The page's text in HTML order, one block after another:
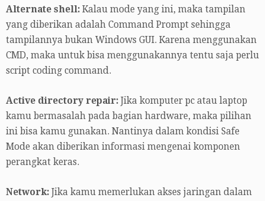
Alternate shell: Kalau mode yang ini, maka tampilan
yang diberikan adalah Command Prompt sehingga
tampilannya bukan Windows GUI. Karena menggunakan
CMD, maka untuk bisa menggunakannya tentu saja perlu
script coding command.
Active directory repair: Jika komputer pc atau laptop
kamu bermasalah pada bagian hardware, maka pilihan
ini bisa kamu gunakan. Nantinya dalam kondisi Safe
Mode akan diberikan informasi mengenai komponen
perangkat keras.
Network: Jika kamu memerlukan akses jaringan dalam